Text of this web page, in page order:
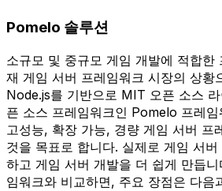
Pomelo 솔루션
소규모 및 중규모 게임 개발에 적합한
재 게임 서버 프레임워크 시장의 상황
Node.js를 기반으로 MIT 오픈 소스
픈 소스 프레임워크인 Pomelo 프레
고성능, 확장 가능, 경량 게임 서버 프
것을 목표로 합니다. 실제로 게임 서
하고 게임 서버 개발을 더 쉽게 만듭
임워크와 비교하면, 주요 장점은 다음